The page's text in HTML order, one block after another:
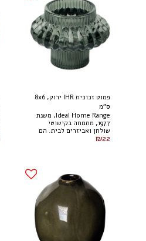
פמוט זכוכית IHR ירוק, 8x6
ס"מ
Ideal Home Range, משנת
1977, מתמחה בקישוטי
שולחן ואביזרים לבית. הם
יהוו מתנה נהדרת וקישוט
הצעת מחיר לכמויות גדולות
פנו אלינו * אנחנו עושים
מאמצים לשמור על מלאי
עדכני, אך לא כל הפריטים
זמינים כל הזמן.
₪22